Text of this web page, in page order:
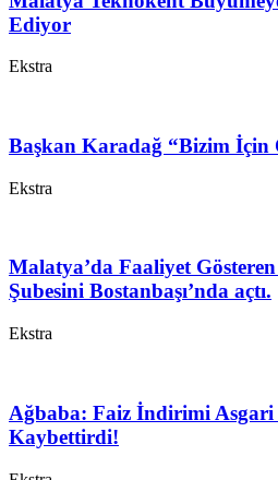
Ediyor
Ekstra
Başkan Karadağ “Bizim İçin
Ekstra
Malatya’da Faaliyet
Şubesini Bostanbaşı’nda açtı.
Ekstra
Ağbaba: Faiz İndirimi Asgari
Kaybettirdi!